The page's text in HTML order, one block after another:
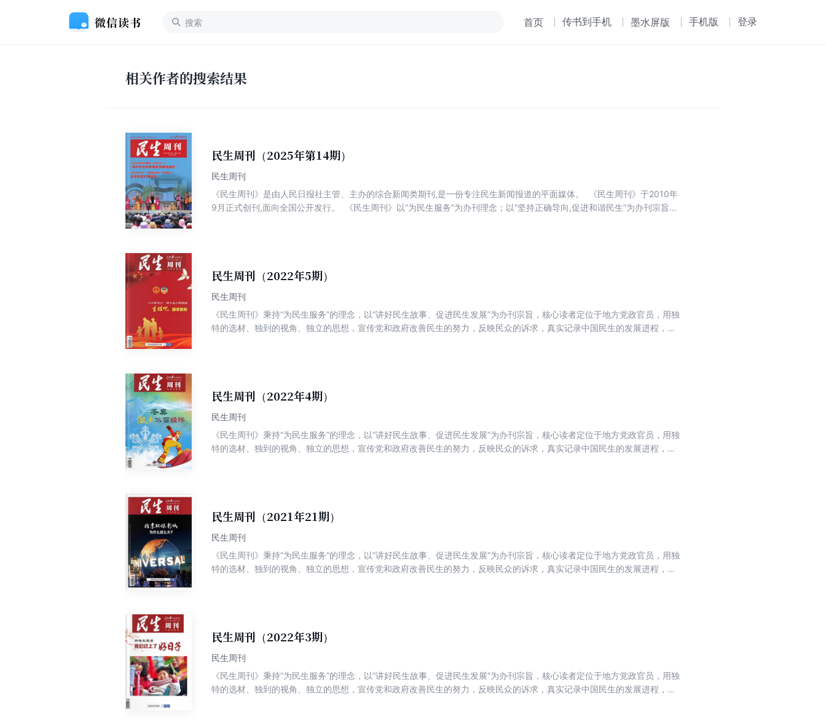
首页 传书到手机 墨水屏版 手机版 登录
相关作者的搜索结果
民生周刊（2025年第14期）
民生周刊
《民生周刊》是由人民日报社主管、主办的综合新闻类期刊,是一份专注民生新闻报道的平面媒体。 《民生周刊》于2010年
9月正式创刊,面向全国公开发行。 《民生周刊》以“为民生服务”为办刊理念；以“坚持正确导向,促进和谐民生”为办刊宗旨；
容上,《民生周刊》既宣传党和政府改善民生的政策,又对民生政策进行深度解读；既客观反映民众的心声,又进行正面的引
民生周刊（2022年5期）
民生周刊
《民生周刊》秉持“为民生服务”的理念，以“讲好民生故事、促进民生发展”为办刊宗旨，核心读者定位于地方党政官员，用独
特的选材、独到的视角、独立的思想，宣传党和政府改善民生的努力，反映民众的诉求，真实记录中国民生的发展进程，力
民生周刊（2022年4期）
民生周刊
《民生周刊》秉持“为民生服务”的理念，以“讲好民生故事、促进民生发展”为办刊宗旨，核心读者定位于地方党政官员，用独
特的选材、独到的视角、独立的思想，宣传党和政府改善民生的努力，反映民众的诉求，真实记录中国民生的发展进程，力
民生周刊（2021年21期）
民生周刊
《民生周刊》秉持“为民生服务”的理念，以“讲好民生故事、促进民生发展”为办刊宗旨，核心读者定位于地方党政官员，用独
特的选材、独到的视角、独立的思想，宣传党和政府改善民生的努力，反映民众的诉求，真实记录中国民生的发展进程，力
民生周刊（2022年3期）
民生周刊
《民生周刊》秉持“为民生服务”的理念，以“讲好民生故事、促进民生发展”为办刊宗旨，核心读者定位于地方党政官员，用独
特的选材、独到的视角、独立的思想，宣传党和政府改善民生的努力，反映民众的诉求，真实记录中国民生的发展进程，力